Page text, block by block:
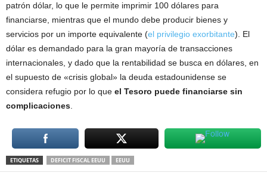
patrón dólar, lo que le permite imprimir 100 dólares para
financiarse, mientras que el mundo debe producir bienes y
servicios por un importe equivalente (el privilegio exorbitante). El
dólar es demandado para la gran mayoría de transacciones
internacionales, y dado que la rentabilidad se busca en dólares, en
el supuesto de «crisis global» la deuda estadounidense se
considera refugio por lo que el Tesoro puede financiarse sin
complicaciones
ETIQUETAS DEFICIT FISCAL EEUU EEUU